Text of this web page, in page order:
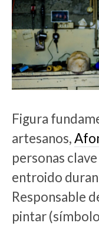
Figura
artesanos,
personas
entroido
Responsable
pintar